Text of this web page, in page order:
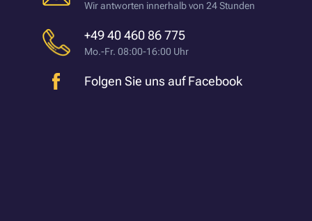
Wir antworten innerhalb von 24 Stunden
+49 40 460 86 775
Mo.-Fr. 08:00-16:00 Uhr
Folgen Sie uns auf Facebook